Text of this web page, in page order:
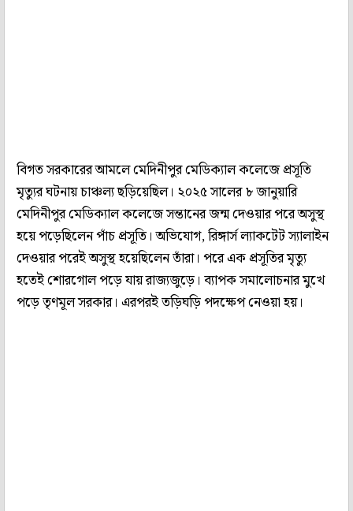
বিগত সরকারের আমলে মেদিনীপুর মেডিক‌্যাল কলেজে প্রসূতি
মৃত‌্যুর ঘটনায় চাঞ্চল‌্য ছড়িয়েছিল। ২০২৫ সালের ৮ জানুয়ারি
মেদিনীপুর মেডিক্যাল কলেজে সন্তানের জন্ম দেওয়ার পরে অসুস্থ
হয়ে পড়েছিলেন পাঁচ প্রসূতি। অভিযোগ, রিঙ্গার্স ল্যাকটেট স্যালাইন
দেওয়ার পরেই অসুস্থ হয়েছিলেন তাঁরা। পরে এক প্রসূতির মৃত্যু
হতেই শোরগোল পড়ে যায় রাজ্যজুড়ে। ব্যাপক সমালোচনার মুখে
পড়ে তৃণমূল সরকার। এরপরই তড়িঘড়ি পদক্ষেপ নেওয়া হয়।